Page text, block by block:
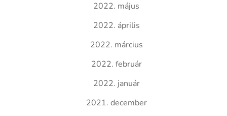
2022. május
2022. április
2022. március
2022. február
2022. január
2021. december